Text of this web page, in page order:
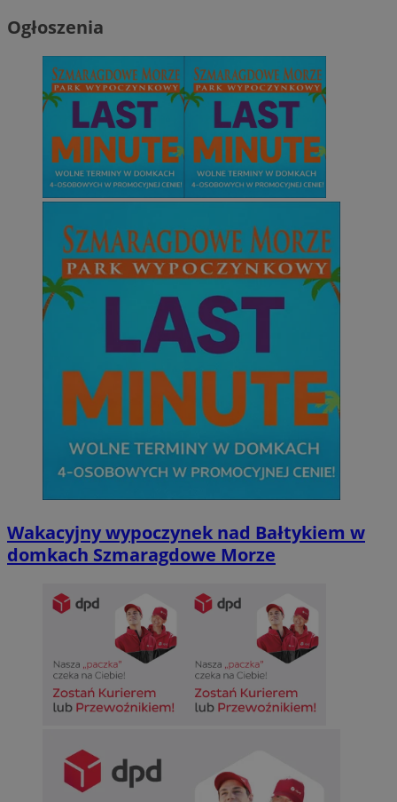
Ogłoszenia
Wakacyjny wypoczynek nad Bałtykiem w
domkach Szmaragdowe Morze